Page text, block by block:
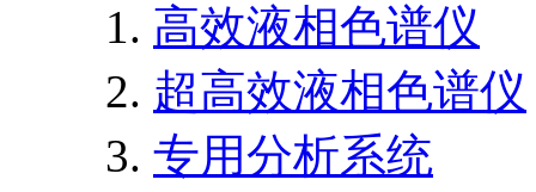
高效液相色谱仪
超高效液相色谱仪
专用分析系统